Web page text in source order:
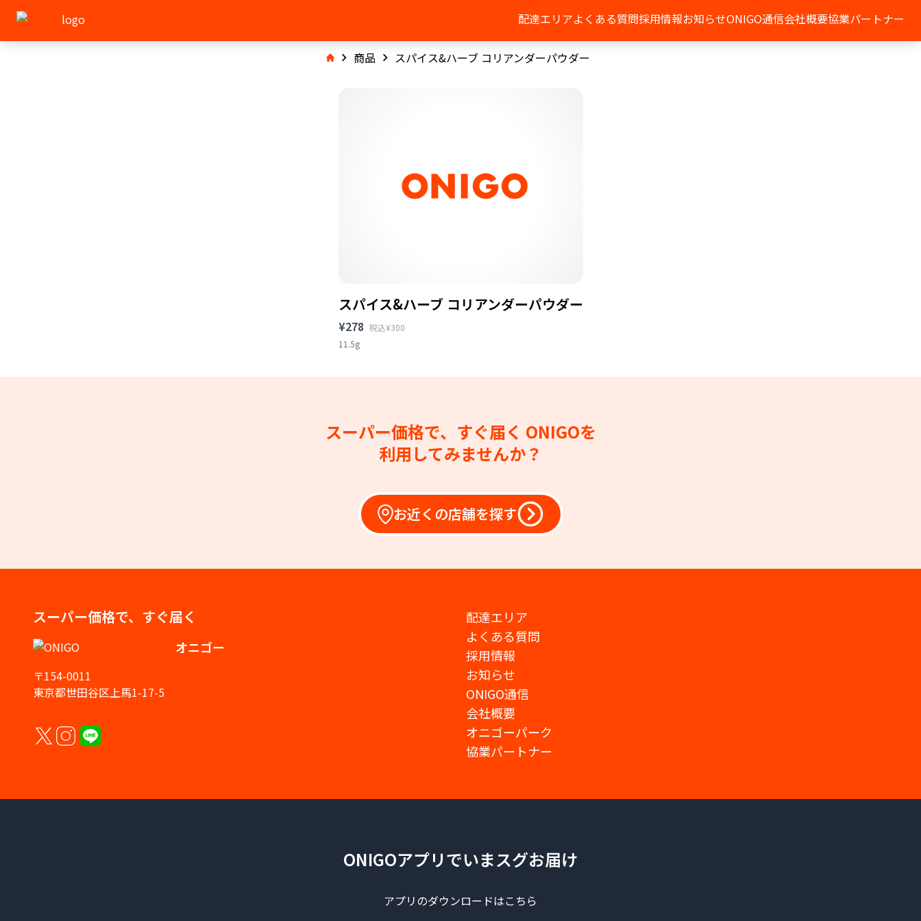
配達エリアよくある質問採用情報お知らせONIGO通信会社概要協業パートナー
商品 スパイス&ハーブ コリアンダーパウダー
スパイス&ハーブ コリアンダーパウダー
¥278 税込¥300
11.5g
スーパー価格で、すぐ届く ONIGOを
利用してみませんか？
お近くの店舗を探す
スーパー価格で、すぐ届く
オニゴー
〒154-0011
東京都世田谷区上馬1-17-5
配達エリア
よくある質問
採用情報
お知らせ
ONIGO通信
会社概要
オニゴーパーク
協業パートナー
ONIGOアプリでいまスグお届け
アプリのダウンロードはこちら